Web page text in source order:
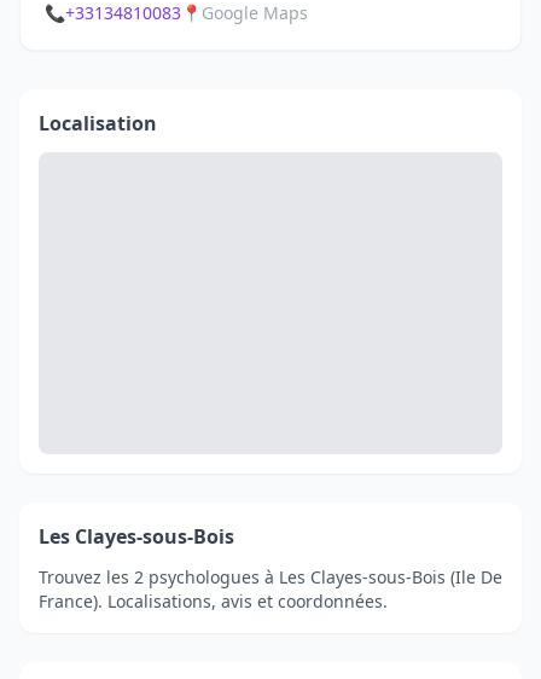
📞+33134810083 📍 Google Maps
Localisation
Les Clayes-sous-Bois
Trouvez les 2 psychologues à Les Clayes-sous-Bois (Ile De
France). Localisations, avis et coordonnées.